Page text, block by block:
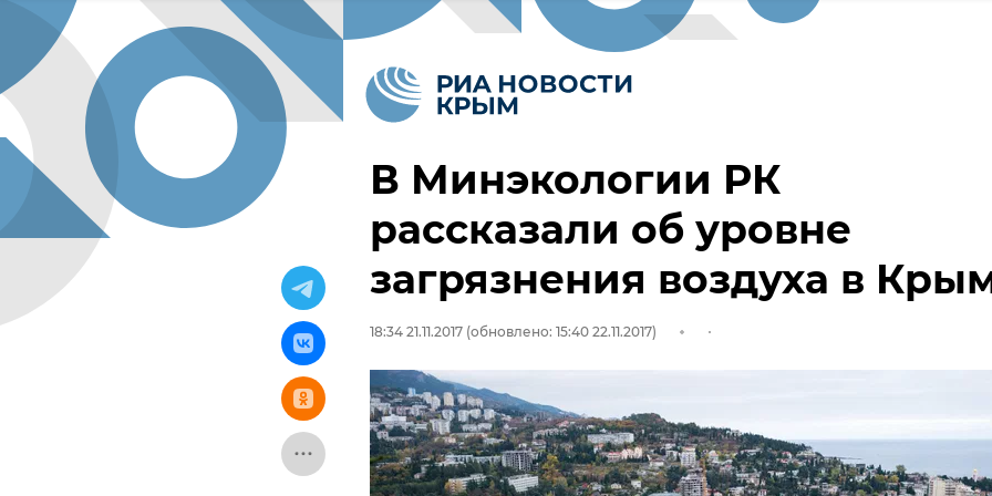
В Минэкологии РК
рассказали об уровне
загрязнения воздуха в
18:34 21.11.2017 (обновлено: 15:40 22.11.2017)